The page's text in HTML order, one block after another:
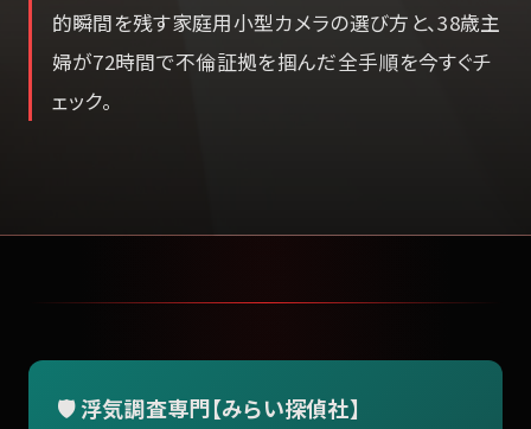
的瞬間を残す家庭用小型カメラの選び方と、38歳主
婦が72時間で不倫証拠を掴んだ全手順を今すぐチ
ェック。
🛡️ 浮気調査専門【みらい探偵社】